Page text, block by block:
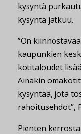
kysyntä
kysyntä jatkuu.
”On
kaupunkien
kotitaloudet
Ainakin
kysyntää, jota
rahoitusehdot”,
Pienten